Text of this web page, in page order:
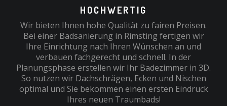
HOCHWERTIG
Wir bieten Ihnen hohe Qualität zu fairen Preisen.
Bei einer Badsanierung in Rimsting fertigen wir
Ihre Einrichtung nach Ihren Wünschen an und
verbauen fachgerecht und schnell. In der
Planungsphase erstellen wir Ihr Badezimmer in 3D.
So nutzen wir Dachschrägen, Ecken und Nischen
optimal und Sie bekommen einen ersten Eindruck
Ihres neuen Traumbads!